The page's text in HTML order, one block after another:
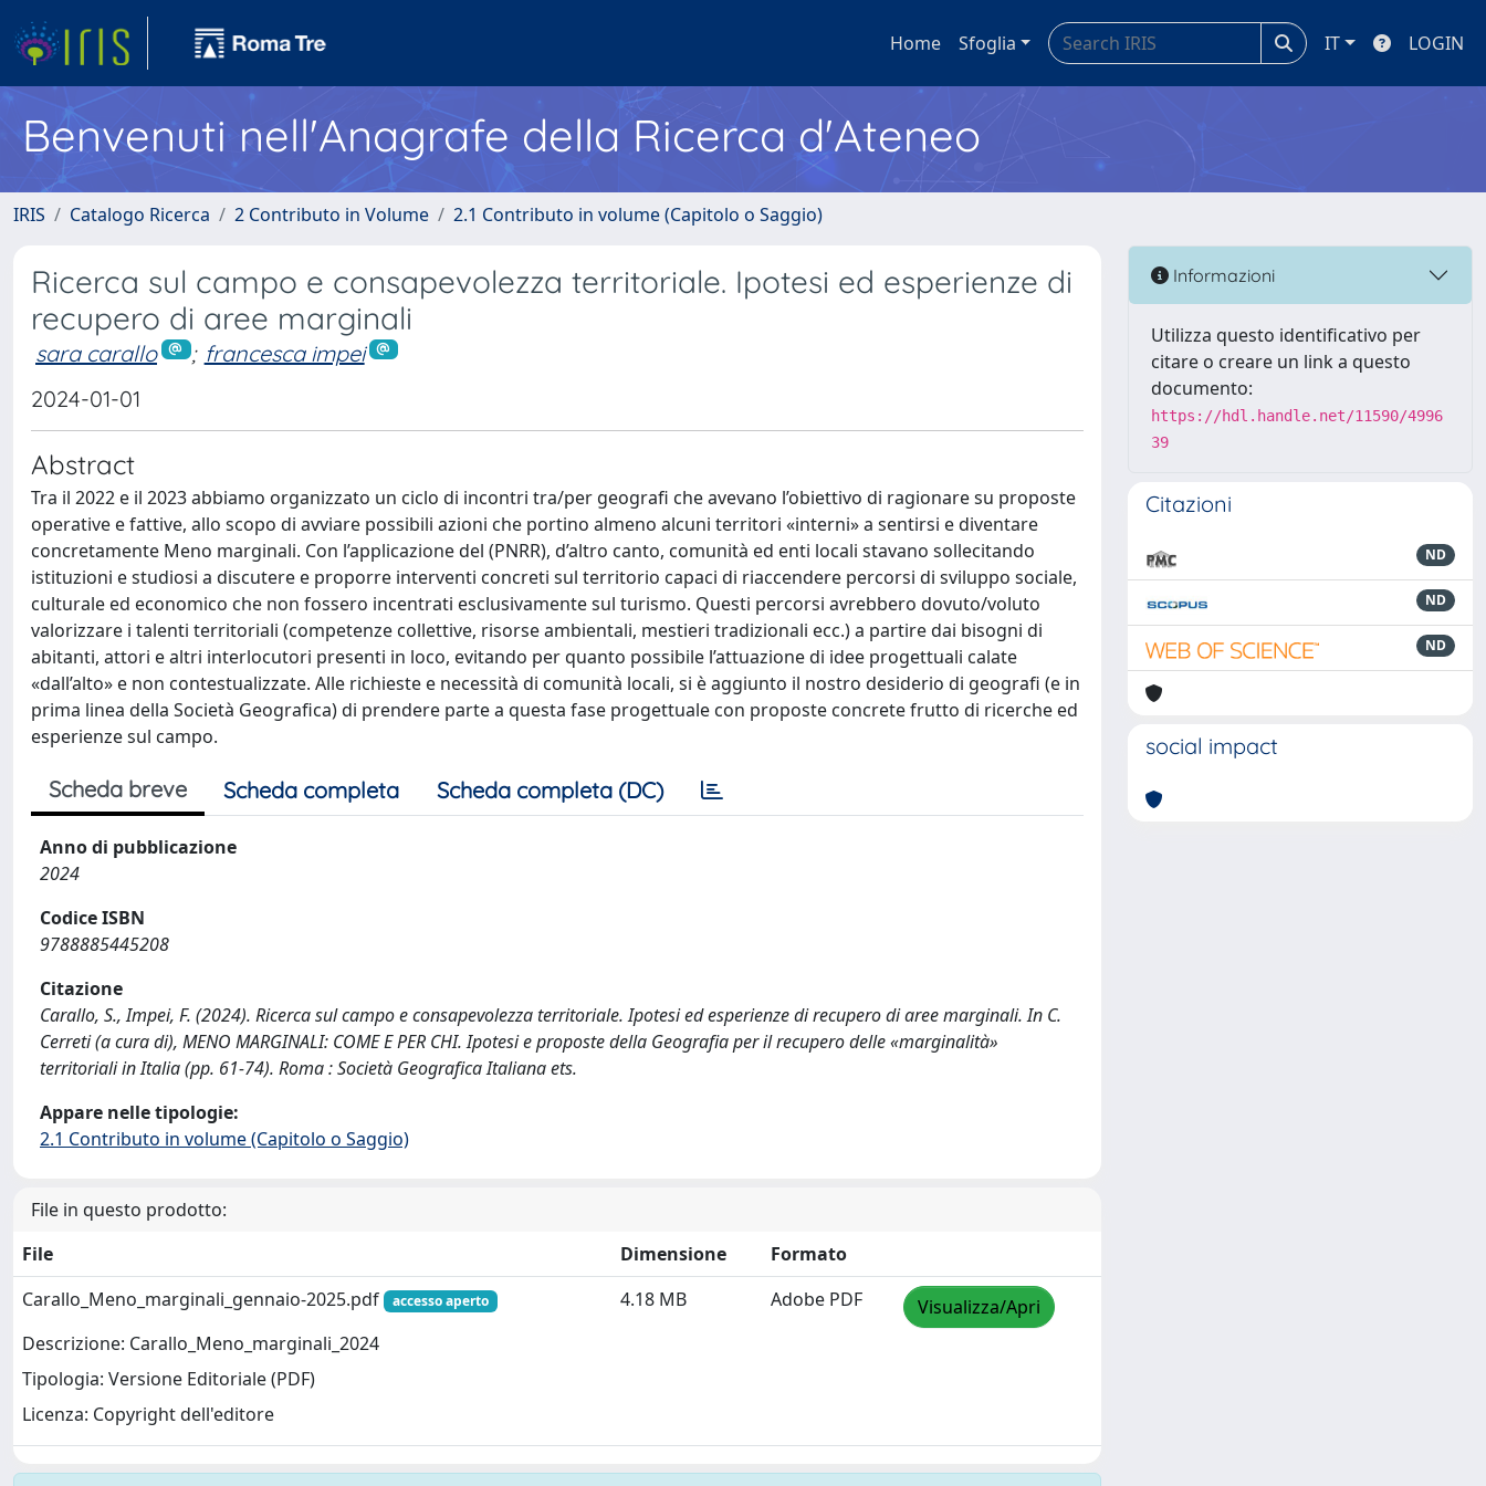
Home Sfoglia IT LOGIN
Benvenuti nell'Anagrafe della Ricerca d'Ateneo
IRIS Catalogo Ricerca 2 Contributo in Volume 2.1 Contributo in volume (Capitolo o Saggio)
Ricerca sul campo e consapevolezza territoriale. Ipotesi ed esperienze di
recupero di aree marginali
sara carallo ; francesca impei
2024-01-01
Abstract
Tra il 2022 e il 2023 abbiamo organizzato un ciclo di incontri tra/per geografi che avevano l’obiettivo di ragionare su proposte
operative e fattive, allo scopo di avviare possibili azioni che portino almeno alcuni territori «interni» a sentirsi e diventare
concretamente Meno marginali. Con l’applicazione del (PNRR), d’altro canto, comunità ed enti locali stavano sollecitando
istituzioni e studiosi a discutere e proporre interventi concreti sul territorio capaci di riaccendere percorsi di sviluppo sociale,
culturale ed economico che non fossero incentrati esclusivamente sul turismo. Questi percorsi avrebbero dovuto/voluto
valorizzare i talenti territoriali (competenze collettive, risorse ambientali, mestieri tradizionali ecc.) a partire dai bisogni di
abitanti, attori e altri interlocutori presenti in loco, evitando per quanto possibile l’attuazione di idee progettuali calate
«dall’alto» e non contestualizzate. Alle richieste e necessità di comunità locali, si è aggiunto il nostro desiderio di geografi (e in
prima linea della Società Geografica) di prendere parte a questa fase progettuale con proposte concrete frutto di ricerche ed
esperienze sul campo.
Scheda breve Scheda completa Scheda completa (DC)
Anno di pubblicazione
2024
Codice ISBN
9788885445208
Citazione
Carallo, S., Impei, F. (2024). Ricerca sul campo e consapevolezza territoriale. Ipotesi ed esperienze di recupero di aree marginali. In C.
Cerreti (a cura di), MENO MARGINALI: COME E PER CHI. Ipotesi e proposte della Geografia per il recupero delle «marginalità»
territoriali in Italia (pp. 61-74). Roma : Società Geografica Italiana ets.
Appare nelle tipologie:
2.1 Contributo in volume (Capitolo o Saggio)
File in questo prodotto:
File
Dimensione
Formato
Carallo_Meno_marginali_gennaio-2025.pdf
accesso aperto
Descrizione: Carallo_Meno_marginali_2024
Tipologia: Versione Editoriale (PDF)
Licenza: Copyright dell'editore
4.18 MB Adobe PDF Visualizza/Apri
Informazioni
Utilizza questo identificativo per
citare o creare un link a questo
documento:
https://hdl.handle.net/11590/4996
39
Citazioni
ND
ND
ND
social impact